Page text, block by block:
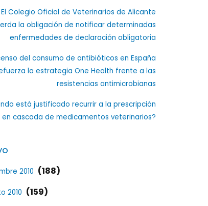
El Colegio Oficial de Veterinarios de Alicante
la obligación de notificar determinadas
enfermedades de declaración obligatoria
del consumo de antibióticos en España
la estrategia One Health frente a las
resistencias antimicrobianas
está justificado recurrir a la prescripción
en cascada de medicamentos veterinarios?
2010 (188)
2010 (159)